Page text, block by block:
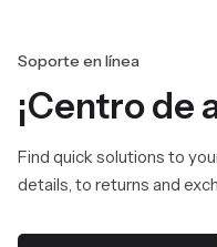
Soporte en línea
¡Centro de
Find quick solutions to
details, to returns and